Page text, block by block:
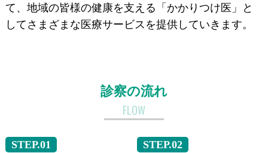
て、地域の皆様の健康を支える「かかりつけ医」と
してさまざまな医療サービスを提供していきます。
診察の流れ
FLOW
STEP.01
STEP.02